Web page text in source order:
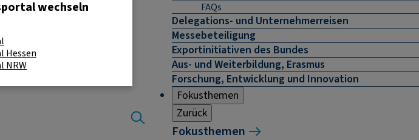
FAQs
Delegations- und Unternehmerreisen
Messebeteiligung
Exportinitiativen des Bundes
Aus- und Weiterbildung, Erasmus
Forschung, Entwicklung und Innovation
Fokusthemen
Zurück
Fokusthemen
wechseln
Hessen
NRW